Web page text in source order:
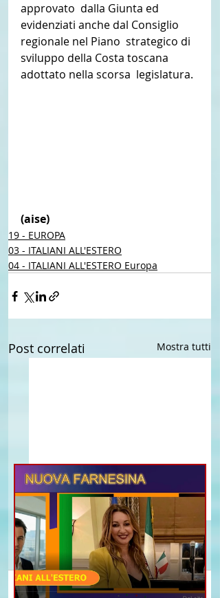
approvato  dalla Giunta ed
evidenziati anche dal Consiglio
regionale nel Piano  strategico di
sviluppo della Costa toscana
adottato nella scorsa  legislatura.
(aise)
19 - EUROPA
03 - ITALIANI ALL'ESTERO
04 - ITALIANI ALL'ESTERO Europa
Post correlati Mostra tutti
Commenti